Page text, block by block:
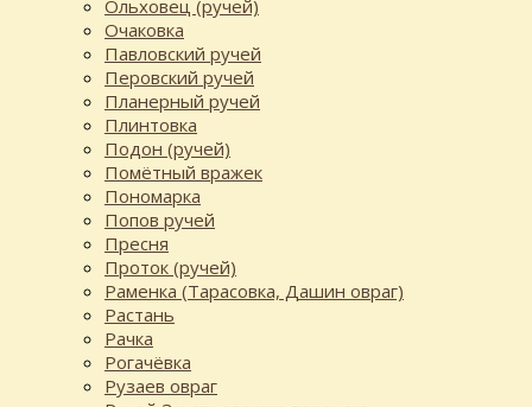
Ольховец (ручей)
Очаковка
Павловский ручей
Перовский ручей
Планерный ручей
Плинтовка
Подон (ручей)
Помётный вражек
Пономарка
Попов ручей
Пресня
Проток (ручей)
Раменка (Тарасовка, Дашин овраг)
Растань
Рачка
Рогачёвка
Рузаев овраг